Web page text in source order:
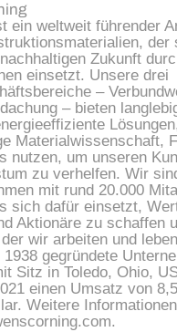
ein weltweit führender
der
Zukunft
einsetzt. Unsere drei
–
– bieten
Materialwissenschaft,
nutzen, um unseren
zu verhelfen. Wir
mit rund 20.000
sich dafür einsetzt,
Aktionäre zu schaffen
wir arbeiten und
gegründete
Sitz in Toledo, Ohio,
einen Umsatz von 8,5
Weitere